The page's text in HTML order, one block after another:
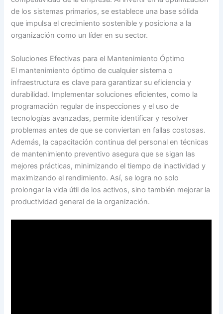
de los sistemas primarios, se establece una base sólida
que impulsa el crecimiento sostenible y posiciona a la
organización como un líder en su sector.
Soluciones Efectivas para el Mantenimiento Óptimo
El mantenimiento óptimo de cualquier sistema o
infraestructura es clave para garantizar su eficiencia y
durabilidad. Implementar soluciones eficientes, como la
programación regular de inspecciones y el uso de
tecnologías avanzadas, permite identificar y resolver
problemas antes de que se conviertan en fallas costosas.
Además, la capacitación continua del personal en técnicas
de mantenimiento preventivo asegura que se sigan las
mejores prácticas, minimizando el tiempo de inactividad y
maximizando el rendimiento. Así, se logra no solo
prolongar la vida útil de los activos, sino también mejorar la
productividad general de la organización.